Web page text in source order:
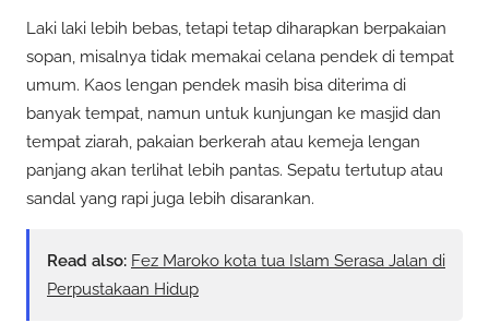
Laki laki lebih bebas, tetapi tetap diharapkan berpakaian
sopan, misalnya tidak memakai celana pendek di tempat
umum. Kaos lengan pendek masih bisa diterima di
banyak tempat, namun untuk kunjungan ke masjid dan
tempat ziarah, pakaian berkerah atau kemeja lengan
panjang akan terlihat lebih pantas. Sepatu tertutup atau
sandal yang rapi juga lebih disarankan.
Read also: Fez Maroko kota tua Islam Serasa Jalan di
Perpustakaan Hidup